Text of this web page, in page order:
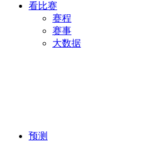
看比赛
赛程
赛事
大数据
预测